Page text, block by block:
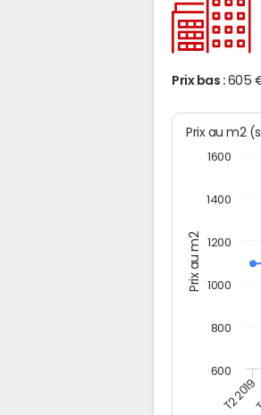
Prix bas : 605
Prix au m2
T2 2019
600
800
1000
1200
1400
1600